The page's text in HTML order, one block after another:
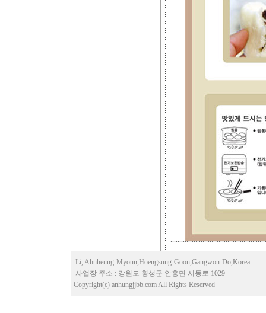
Li, Ahnheung-Myoun,Hoengsung-Goon,Gangwon-Do,Korea
사업장 주소 : 강원도 횡성군 안흥면 서동로 1029
Copyright(c) anhungjjbb.com All Rights Reserved